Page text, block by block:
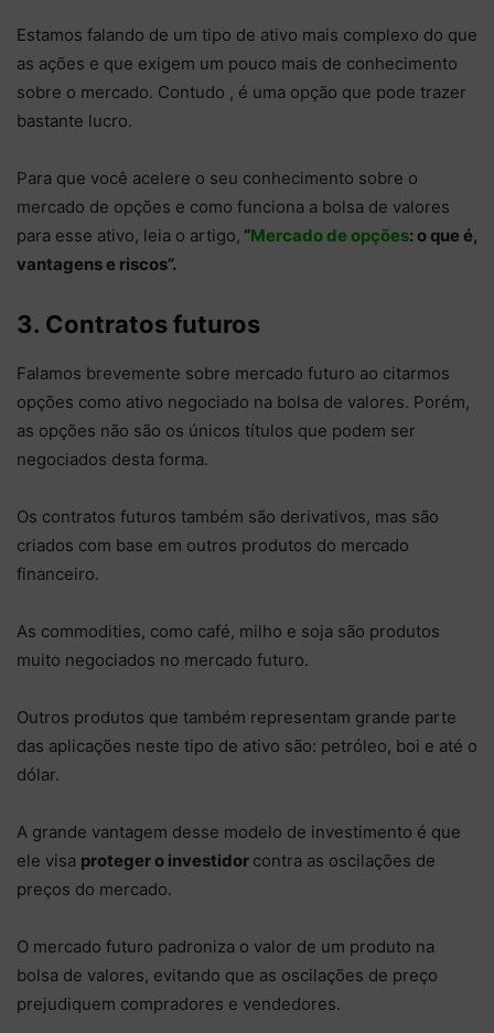
Estamos falando de um tipo de ativo mais complexo do que
as ações e que exigem um pouco mais de conhecimento
sobre o mercado. Contudo , é uma opção que pode trazer
bastante lucro.
Para que você acelere o seu conhecimento sobre o
mercado de opções e como funciona a bolsa de valores
para esse ativo, leia o artigo, “Mercado de opções: o que é,
vantagens e riscos”.
3. Contratos futuros
Falamos brevemente sobre mercado futuro ao citarmos
opções como ativo negociado na bolsa de valores. Porém,
as opções não são os únicos títulos que podem ser
negociados desta forma.
Os contratos futuros também são derivativos, mas são
criados com base em outros produtos do mercado
financeiro.
As commodities, como café, milho e soja são produtos
muito negociados no mercado futuro.
Outros produtos que também representam grande parte
das aplicações neste tipo de ativo são: petróleo, boi e até o
dólar.
A grande vantagem desse modelo de investimento é que
ele visa proteger o investidor contra as oscilações de
preços do mercado.
O mercado futuro padroniza o valor de um produto na
bolsa de valores, evitando que as oscilações de preço
prejudiquem compradores e vendedores.